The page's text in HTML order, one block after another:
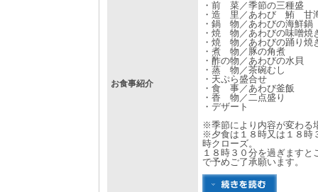
お食事紹介
・前 菜／季節の三種盛
・造 里／あわび 鮪 甘
・鍋 物／あわびの海鮮鍋
・焼 物／あわびの味噌焼
・焼 物／あわびの踊り焼
・煮 物／豚の角煮
・酢の物／あわびの水貝
・蒸 物／茶碗むし
・天ぷら盛合せ
・食 事／あわび釜飯
・香 物／二点盛り
・デザート
※季節により内容が変わる
※夕食は１８時又は１８時
時クローズ。
１８時３０分を過ぎますと
で予めご了承願います。